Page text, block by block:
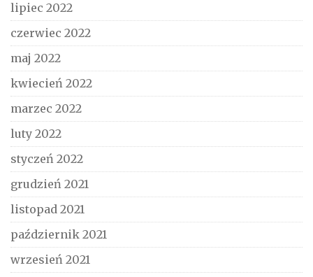
lipiec 2022
czerwiec 2022
maj 2022
kwiecień 2022
marzec 2022
luty 2022
styczeń 2022
grudzień 2021
listopad 2021
październik 2021
wrzesień 2021